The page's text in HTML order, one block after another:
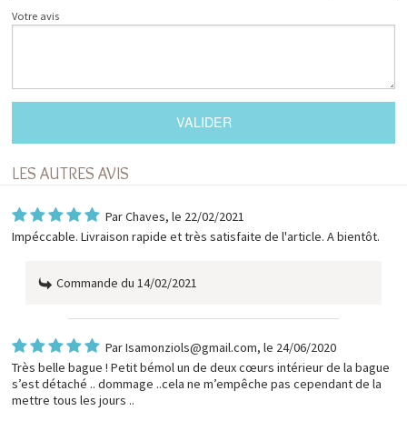
Votre avis
LES AUTRES AVIS
ParChaves, le 22/02/2021
Impéccable. Livraison rapide et très satisfaite de l'article. A bientôt.
Commande du 14/02/2021
ParIsamonziols@gmail.com, le 24/06/2020
Très belle bague ! Petit bémol un de deux cœurs intérieur de la bague
s’est détaché .. dommage ..cela ne m’empêche pas cependant de la
mettre tous les jours ..